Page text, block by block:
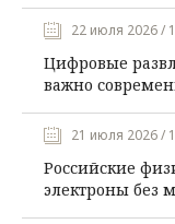
22 июля 2026 /
Цифровые
важно
21 июля 2026 /
Российские
электроны без